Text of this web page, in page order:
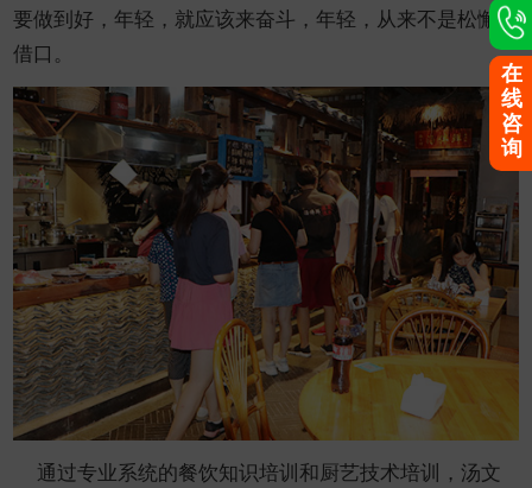
要做到好，年轻，就应该来奋斗，年轻，从来不是松懈的
借口。
通过专业系统的餐饮知识培训和厨艺技术培训，汤文
在
线
咨
询